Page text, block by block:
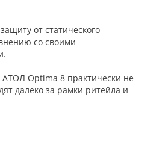
от статического
со своими
Optima 8 практически не
далеко за рамки ритейла и